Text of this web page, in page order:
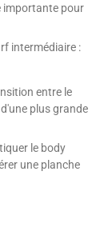
importante pour
intermédiaire :
entre le
plus grande
le body
une planche